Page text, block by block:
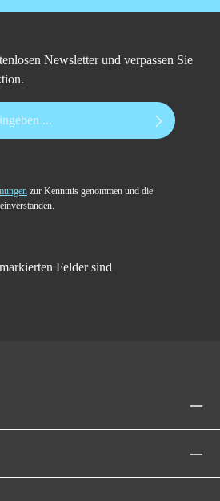
Newsletter und verpassen Sie
zur Kenntnis genommen und die
Felder sind